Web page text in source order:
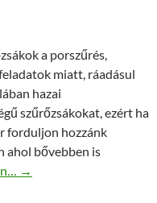
a porszűrés,
miatt, ráadásul
hazai
szűrőzsákokat, ezért ha
forduljon hozzánk
ahol bővebben is
kedvezményes áron
→